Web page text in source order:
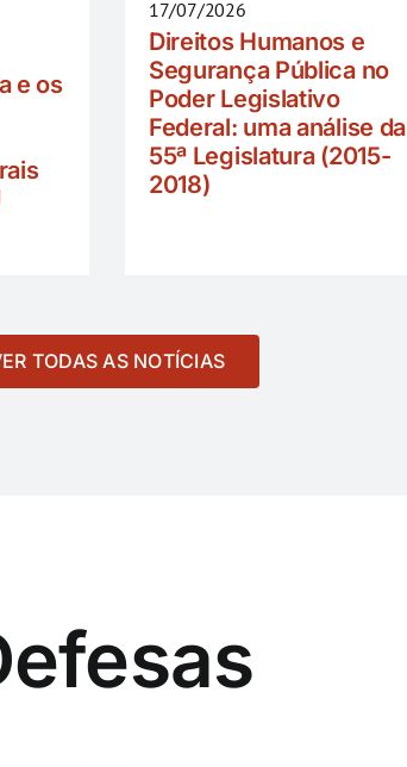
e os
17/07/2026
Direitos Humanos e
Segurança Pública no
Poder Legislativo
Federal: uma análise da
55ª Legislatura (2015-
2018)
TODAS AS NOTÍCIAS